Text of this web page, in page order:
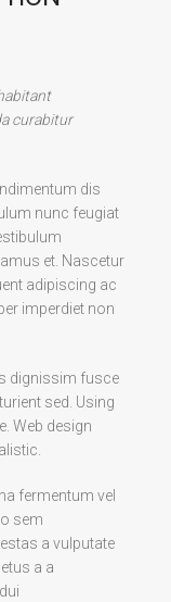
curabitur
dis
nunc feugiat
et. Nascetur
adipiscing ac
imperdiet non
dignissim fusce
sed. Using
Web design
fermentum vel
sem
a vulputate
a a